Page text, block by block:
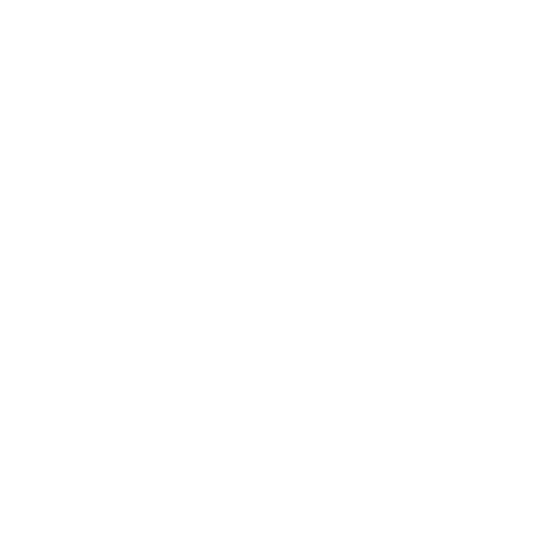
категории